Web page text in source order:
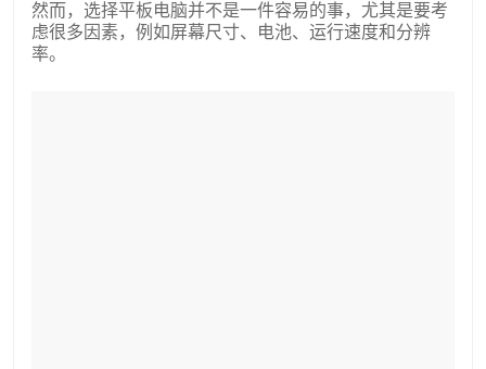
然而，选择平板电脑并不是一件容易的事，尤其是要考
虑很多因素，例如屏幕尺寸、电池、运行速度和分辨
率。